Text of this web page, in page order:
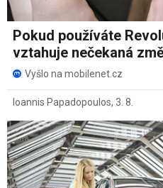
Pokud používáte
vztahuje nečekaná
Vyšlo na mobilenet.cz
Ioannis Papadopoulos, 3. 8.